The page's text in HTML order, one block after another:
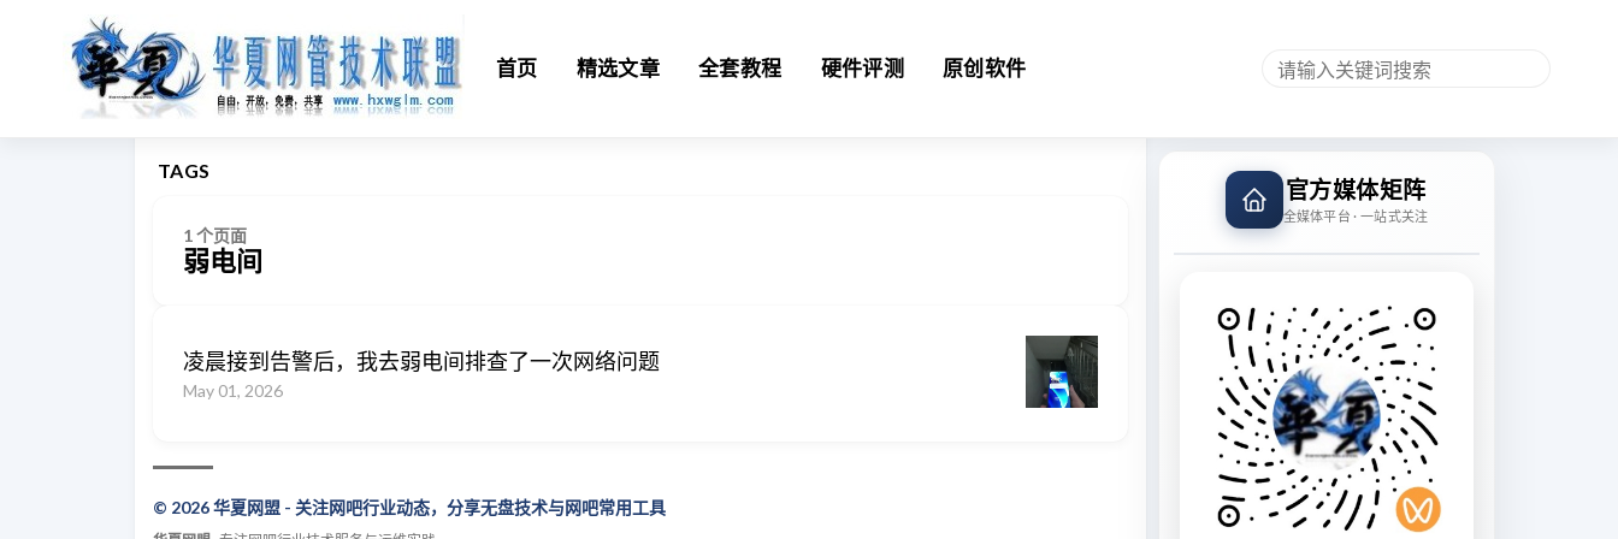
首页 精选文章 全套教程 硬件评测 原创软件
官方媒体矩阵
全媒体平台 · 一站式关注
TAGS
1 个页面
弱电间
凌晨接到告警后，我去弱电间排查了一次网络问题
May 01, 2026
© 2026 华夏网盟 - 关注网吧行业动态，分享无盘技术与网吧常用工具